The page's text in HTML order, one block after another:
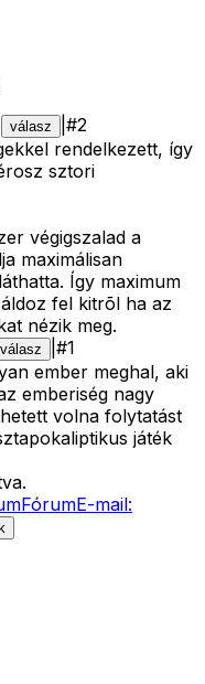
válasz #2
rendelkezett, így
sztori
végigszalad a
maximálisan
Így maximum
fel kitrõl ha az
nézik meg.
válasz #1
ember meghal, aki
emberiség nagy
volna folytatást
játék
FórumE-mail: